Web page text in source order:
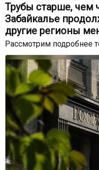
Трубы старше, чем
Забайкалье
другие регионы
Рассмотрим подробнее